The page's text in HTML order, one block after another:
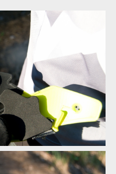
helma i integrálka v jedné
helma i integrálka v jedné